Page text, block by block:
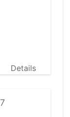
Details